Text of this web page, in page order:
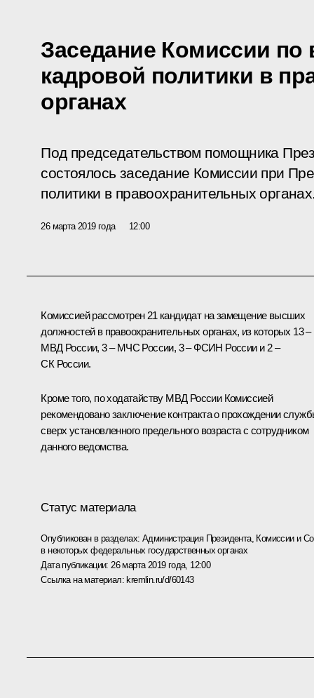
Заседание Комиссии по
кадровой политики в
органах
Под председательством помощника
состоялось заседание Комиссии при
политики в правоохранительных
26 марта 2019 года 12:00
Комиссией рассмотрен 21 кандидат на замещение высших
должностей в правоохранительных органах, из которых 13 –
МВД России, 3 – МЧС России, 3 – ФСИН России и 2 –
СК России.
Кроме того, по ходатайству МВД России Комиссией
рекомендовано заключение контракта о прохождении
сверх установленного предельного возраста с сотрудником
данного ведомства.
Статус материала
Опубликован в разделах: Администрация Президента, Комиссии и
в некоторых федеральных государственных органах
Дата публикации: 26 марта 2019 года, 12:00
Ссылка на материал: kremlin.ru/d/60143